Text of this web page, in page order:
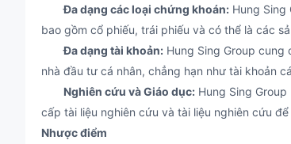
Đa dạng các loại chứng khoán: Hung
bao gồm cổ phiếu, trái phiếu và có thể là các
Đa dạng tài khoản: Hung Sing Group
nhà đầu tư cá nhân, chẳng hạn như tài khoản
Nghiên cứu và Giáo dục: Hung Sing
cấp tài liệu nghiên cứu và tài liệu nghiên cứu
Nhược điểm